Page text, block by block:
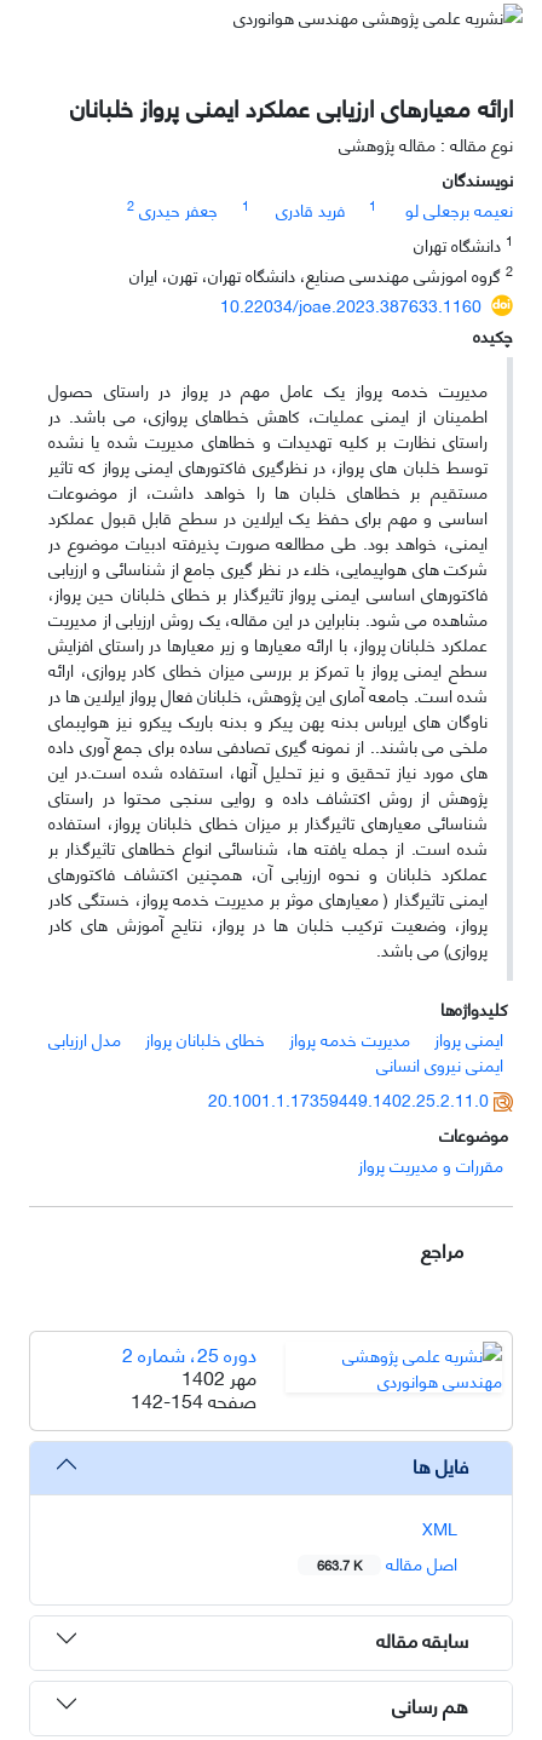
ارائه معیارهای ارزیابی عملکرد ایمنی پرواز خلبانان
نوع مقاله : مقاله پژوهشی
نویسندگان
نعیمه برجعلی لو
1 فرید قادری 1 جعفر حیدری 2
1 دانشگاه تهران
2 گروه اموزشی مهندسی صنایع، دانشگاه تهران، تهرن، ایران
10.22034/joae.2023.387633.1160
چکیده
مدیریت خدمه پرواز یک عامل مهم در پرواز در راستای حصول
اطمینان از ایمنی عملیات، کاهش خطاهای پروازی، می باشد. در
راستای نظارت بر کلیه تهدیدات و خطاهای مدیریت شده یا نشده
توسط خلبان های پرواز، در نظرگیری فاکتورهای ایمنی پرواز که تاثیر
مستقیم بر خطاهای خلبان ها را خواهد داشت، از موضوعات
اساسی و مهم برای حفظ یک ایرلاین در سطح قابل قبول عملکرد
ایمنی، خواهد بود. طی مطالعه صورت پذیرفته ادبیات موضوع در
شرکت های هواپیمایی، خلاء در نظر گیری جامع از شناسائی و ارزیابی
فاکتورهای اساسی ایمنی پرواز تاثیرگذار بر خطای خلبانان حین پرواز،
مشاهده می شود. بنابراین در این مقاله، یک روش ارزیابی از مدیریت
عملکرد خلبانان پرواز، با ارائه معیارها و زیر معیارها در راستای افزایش
سطح ایمنی پرواز با تمرکز بر بررسی میزان خطای کادر پروازی، ارائه
شده است. جامعه آماری این پژوهش، خلبانان فعال پرواز ایرلاین ها در
ناوگان های ایرباس بدنه پهن پیکر و بدنه باریک پیکرو نیز هواپبمای
ملخی می باشند.. از نمونه گیری تصادفی ساده برای جمع آوری داده
های مورد نیاز تحقیق و نیز تحلیل آنها، استفاده شده است.در این
پژوهش از روش اکتشاف داده و روایی سنجی محتوا در راستای
شناسائی معیارهای تاثیرگذار بر میزان خطای خلبانان پرواز، استفاده
شده است. از جمله یافته ها، شناسائی انواع خطاهای تاثیرگذار بر
عملکرد خلبانان و نحوه ارزیابی آن، همچنین اکتشاف فاکتورهای
ایمنی تاثیرگذار ( معیارهای موثر بر مدیریت خدمه پرواز، خستگی کادر
پرواز، وضعیت ترکیب خلبان ها در پرواز، نتایج آموزش های کادر
پروازی) می باشد.
کلیدواژه‌ها
ایمنی پرواز
مدیریت خدمه پرواز خطای خلبانان پرواز
مدل ارزیابی
ایمنی نیروی انسانی
20.1001.1.17359449.1402.25.2.11.0
موضوعات
مقررات و مدیریت پرواز
مراجع
دوره 25، شماره 2
مهر 1402
صفحه142-154
فایل ها
XML
اصل مقاله
663.7 K
سابقه مقاله
هم رسانی